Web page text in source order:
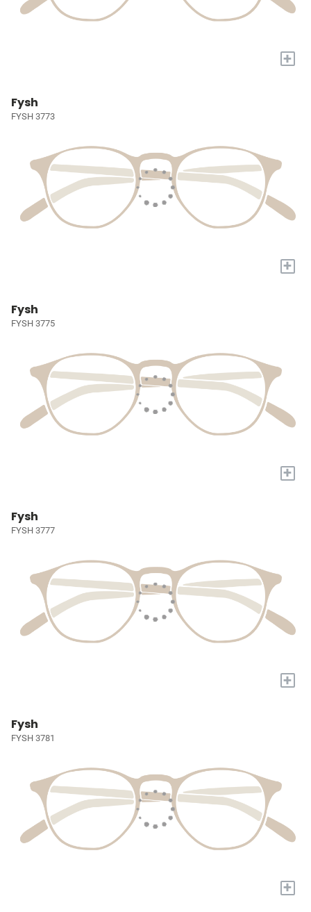
+
Fysh
FYSH 3773
+
Fysh
FYSH 3775
+
Fysh
FYSH 3777
+
Fysh
FYSH 3781
+